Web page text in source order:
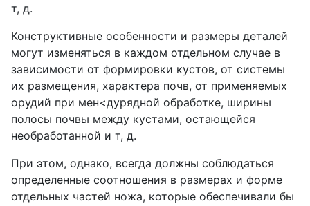
т, д.
Конструктивные особенности и размеры деталей
могут изменяться в каждом отдельном случае в
зависимости от формировки кустов, от системы
их размещения, характера почв, от применяемых
орудий при мен<дурядной обработке, ширины
полосы почвы между кустами, остающейся
необработанной и т, д.
При этом, однако, всегда должны соблюдаться
определенные соотношения в размерах и форме
отдельных частей ножа, которые обеспечивали бы